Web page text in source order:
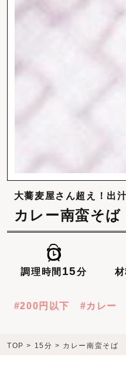
大蕎麦屋さん超え！出
カレー南蛮そば
調理時間 15分
200円以下 カレー
TOP > 15分 > カレー南蛮そば